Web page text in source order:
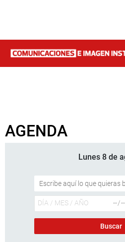
AGENDA
Lunes 8 de